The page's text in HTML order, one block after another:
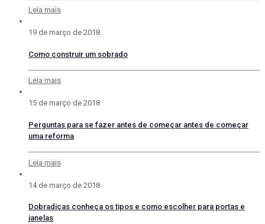
Leia mais
19 de março de 2018
Como construir um sobrado
Leia mais
15 de março de 2018
Perguntas para se fazer antes de começar antes de começar
uma reforma
Leia mais
14 de março de 2018
Dobradiças conheça os tipos e como escolher para portas e
janelas